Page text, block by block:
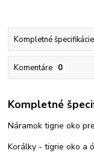
Kompletné špecifikácie
Komentáre 0
Kompletné
Náramok tigrie oko
Korálky - tigrie oko a